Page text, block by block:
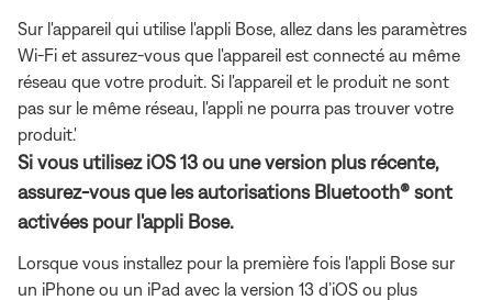
Sur l'appareil qui utilise l'appli Bose, allez dans les paramètres
Wi-Fi et assurez-vous que l'appareil est connecté au même
réseau que votre produit. Si l'appareil et le produit ne sont
pas sur le même réseau, l'appli ne pourra pas trouver votre
produit.'
Si vous utilisez iOS 13 ou une version plus récente,
assurez-vous que les autorisations Bluetooth® sont
activées pour l'appli Bose.
Lorsque vous installez pour la première fois l'appli Bose sur
un iPhone ou un iPad avec la version 13 d’iOS ou plus